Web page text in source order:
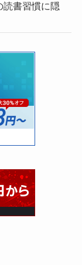
読書習慣に隠